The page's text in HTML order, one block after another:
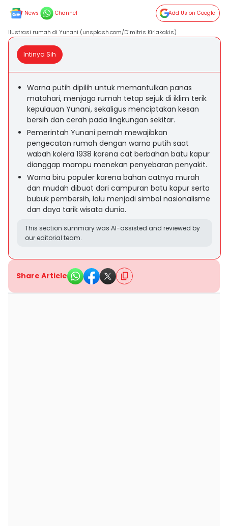
News Channel Add Us on Google
ilustrasi rumah di Yunani (unsplash.com/Dimitris Kiriakakis)
Intinya Sih
Warna putih dipilih untuk memantulkan panas
matahari, menjaga rumah tetap sejuk di iklim terik
kepulauan Yunani, sekaligus menciptakan kesan
bersih dan cerah pada lingkungan sekitar.
Pemerintah Yunani pernah mewajibkan
pengecatan rumah dengan warna putih saat
wabah kolera 1938 karena cat berbahan batu kapur
dianggap mampu menekan penyebaran penyakit.
Warna biru populer karena bahan catnya murah
dan mudah dibuat dari campuran batu kapur serta
bubuk pembersih, lalu menjadi simbol nasionalisme
dan daya tarik wisata dunia.
This section summary was AI-assisted and reviewed by
our editorial team.
Share Article